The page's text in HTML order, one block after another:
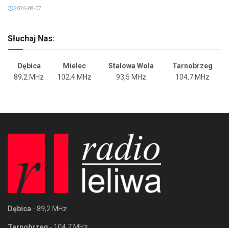
2026-08-07
Słuchaj Nas:
Dębica Mielec Stalowa Wola
Tarnobrzeg
89,2 MHz
102,4 MHz 93,5 MHz 104,7 MHz
Dębica - 89,2 MHz